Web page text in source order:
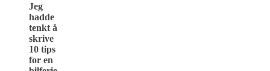
Jeg
hadde
tenkt å
skrive
10 tips
for en